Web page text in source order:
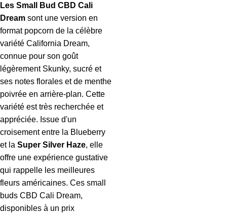
Les Small Bud CBD Cali
Dream sont une version en
format popcorn de la célèbre
variété California Dream,
connue pour son goût
légèrement Skunky, sucré et
ses notes florales et de menthe
poivrée en arrière-plan. Cette
variété est très recherchée et
appréciée. Issue d'un
croisement entre la Blueberry
et la Super Silver Haze, elle
offre une expérience gustative
qui rappelle les meilleures
fleurs américaines. Ces small
buds CBD Cali Dream,
disponibles à un prix